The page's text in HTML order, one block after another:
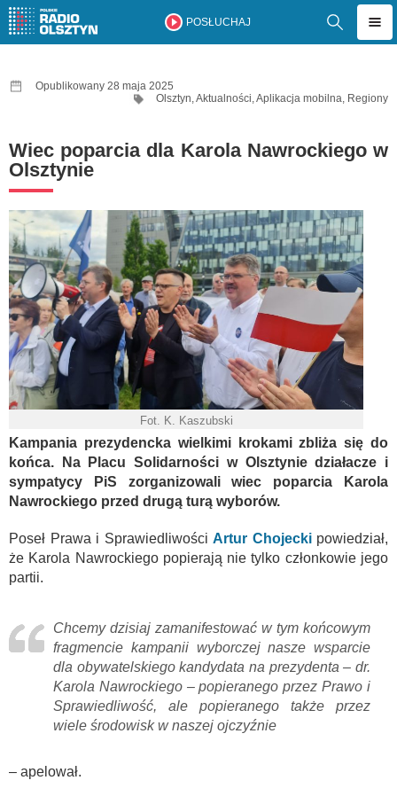
POSŁUCHAJ
Opublikowany 28 maja 2025
Olsztyn,Aktualności,Aplikacja mobilna, Regiony
Wiec poparcia dla Karola Nawrockiego w
Olsztynie
Fot. K. Kaszubski
Kampania prezydencka wielkimi krokami zbliża się do
końca. Na Placu Solidarności w Olsztynie działacze i
sympatycy PiS zorganizowali wiec poparcia Karola
Nawrockiego przed drugą turą wyborów.
Poseł Prawa i Sprawiedliwości Artur Chojeckipowiedział,
że Karola Nawrockiego popierają nie tylko członkowie jego
partii.
Chcemy dzisiaj zamanifestować w tym końcowym
fragmencie kampanii wyborczej nasze wsparcie
dla obywatelskiego kandydata na prezydenta – dr.
Karola Nawrockiego – popieranego przez Prawo i
Sprawiedliwość, ale popieranego także przez
wiele środowisk w naszej ojczyźnie
– apelował.